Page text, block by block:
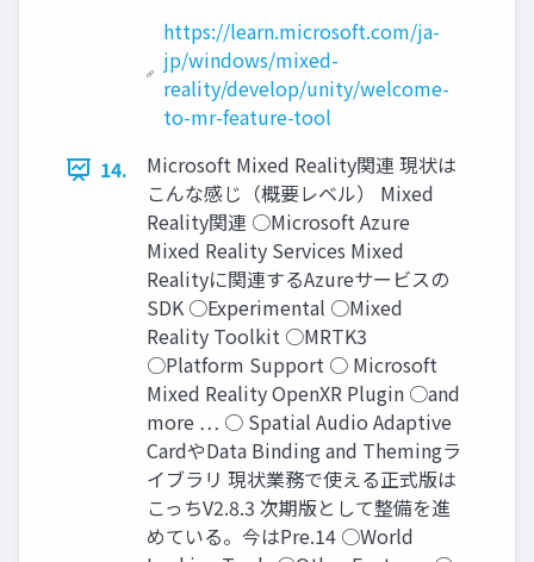
https://learn.microsoft.com/ja-
jp/windows/mixed-
reality/develop/unity/welcome-
to-mr-feature-tool
14.
Microsoft Mixed Reality関連 現状は
こんな感じ（概要レベル） Mixed
Reality関連 ○Microsoft Azure
Mixed Reality Services Mixed
Realityに関連するAzureサービスの
SDK ○Experimental ○Mixed
Reality Toolkit ○MRTK3
○Platform Support ○ Microsoft
Mixed Reality OpenXR Plugin ○and
more … ○ Spatial Audio Adaptive
CardやData Binding and Themingラ
イブラリ 現状業務で使える正式版は
こっちV2.8.3 次期版として整備を進
めている。今はPre.14 ○World